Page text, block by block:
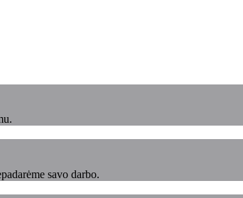
savo darbo.